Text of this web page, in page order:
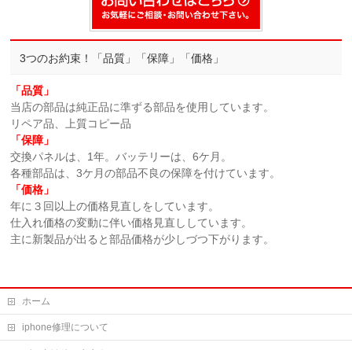
3つのお約束！「品質」「保障」「価格」
「品質」
当店の部品は純正品に準ずる部品を使用しています。
リペア品、上質コピー品
「保障」
交換パネルは、1年。バッテリーは、6ケ月。
各種部品は、3ケ月の部品不良の保障を付けています。
「価格」
年に３回以上の価格見直しをしています。
仕入れ価格の変動に伴い価格見直ししています。
主に新製品が出ると部品価格が少しづつ下がります。
ホーム
iphone修理について